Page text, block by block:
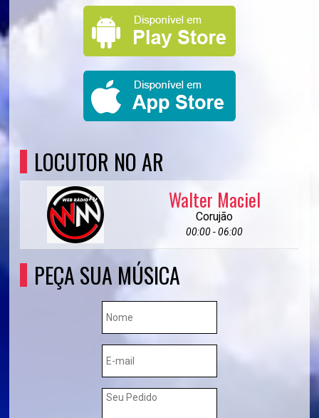
LOCUTOR NO AR
Walter Maciel
Corujão
00:00 - 06:00
PEÇA SUA MÚSICA